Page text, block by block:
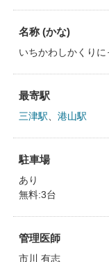
名称 (かな)
いちかわしかくりに
最寄駅
三津駅 港山駅
駐車場
あり
無料:3台
管理医師
市川 有志